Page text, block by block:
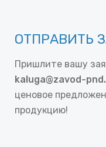
ОТПРАВИТЬ
Пришлите вашу
kaluga@zavod-
ценовое
продукцию!